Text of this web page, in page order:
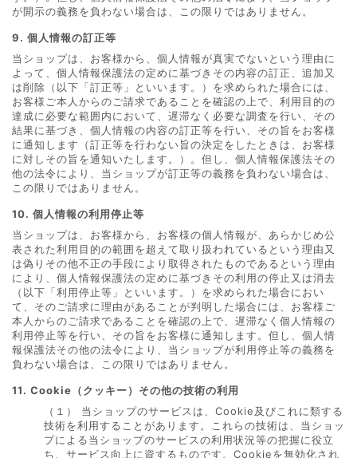
が開示の義務を負わない場合は、この限りではありません。
9. 個人情報の訂正等
当ショップは、お客様から、個人情報が真実でないという理由に
よって、個人情報保護法の定めに基づきその内容の訂正、追加又
は削除（以下「訂正等」といいます。）を求められた場合には、
お客様ご本人からのご請求であることを確認の上で、利用目的の
達成に必要な範囲内において、遅滞なく必要な調査を行い、その
結果に基づき、個人情報の内容の訂正等を行い、その旨をお客様
に通知します（訂正等を行わない旨の決定をしたときは、お客様
に対しその旨を通知いたします。）。但し、個人情報保護法その
他の法令により、当ショップが訂正等の義務を負わない場合は、
この限りではありません。
10. 個人情報の利用停止等
当ショップは、お客様から、お客様の個人情報が、あらかじめ公
表された利用目的の範囲を超えて取り扱われているという理由又
は偽りその他不正の手段により取得されたものであるという理由
により、個人情報保護法の定めに基づきその利用の停止又は消去
（以下「利用停止等」といいます。）を求められた場合におい
て、そのご請求に理由があることが判明した場合には、お客様ご
本人からのご請求であることを確認の上で、遅滞なく個人情報の
利用停止等を行い、その旨をお客様に通知します。但し、個人情
報保護法その他の法令により、当ショップが利用停止等の義務を
負わない場合は、この限りではありません。
11. Cookie（クッキー）その他の技術の利用
（１） 当ショップのサービスは、Cookie及びこれに類する
技術を利用することがあります。これらの技術は、当ショッ
プによる当ショップのサービスの利用状況等の把握に役立
ち、サービス向上に資するものです。Cookieを無効化され